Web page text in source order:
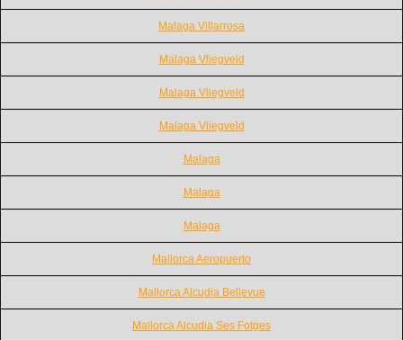
Malaga Villarrosa
Malaga Vliegveld
Malaga Vliegveld
Malaga Vliegveld
Malaga
Malaga
Malaga
Mallorca Aeropuerto
Mallorca Alcudia Bellevue
Mallorca Alcudia Ses Fotges